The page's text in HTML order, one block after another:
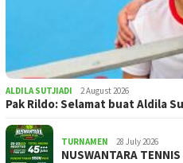
ALDILA SUTJIADI 2 August 2026
Pak Rildo: Selamat buat Aldila
TURNAMEN 28 July 2026
NUSWANTARA